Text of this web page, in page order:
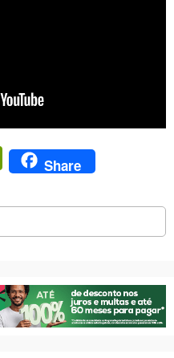
PrintFriendly
Share